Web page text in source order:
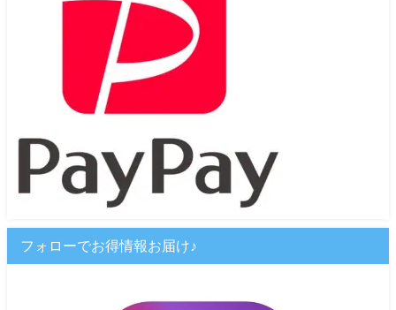
フォローでお得情報お届け♪